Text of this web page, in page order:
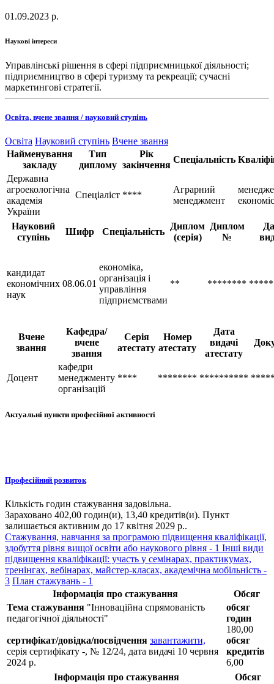
01.09.2023 р.
Наукові інтереси
Управлінські рішення в сфері підприємницької діяльності;
підприємництво в сфері туризму та рекреації; сучасні
маркетингові стратегії.
Освіта, вчене звання / науковий ступінь
Освіта Науковий ступінь Вчене звання
Найменування
закладу
Тип
диплому
Рік
закінчення
Спеціальність
Державна
агроекологічна
академія
України
Спеціаліст ****
Аграрний
менеджмент
Науковий
ступінь
Шифр Спеціальність
Диплом
(серія)
Диплом
№
кандидат
економічних
наук
08.06.01
економіка,
організація і
управління
підприємствами
** ********
Вчене
звання
Кафедра/
вчене
звання
Серія
атестату
Номер
атестату
Дата
видачі
атестату
Доцент
кафедри
менеджменту
організацій
**** ******** **********
Актуальні пункти професійної активності
Професійний розвиток
Кількість годин стажування задовільна.
Зараховано 402,00 годин(и), 13,40 кредитів(и). Пункт
залишається активним до 17 квітня 2029 р..
Стажування, навчання за програмою підвищення кваліфікації,
здобуття рівня вищої освіти або наукового рівня - 1 Інші види
підвищення кваліфікації: участь у семінарах, практикумах,
тренінгах, вебінарах, майстер-класах, академічна мобільність -
3 План стажувань - 1
Інформація про стажування
Обсяг
Тема стажування "Інноваційна спрямованість
педагогічної діяльності"
сертифікат/довідка/посвідчення завантажити,
серія сертифікату -, № 12/24, дата видачі 10 червня
2024 р.
обсяг
годин
180,00
обсяг
кредитів
6,00
Інформація про стажування
Обсяг